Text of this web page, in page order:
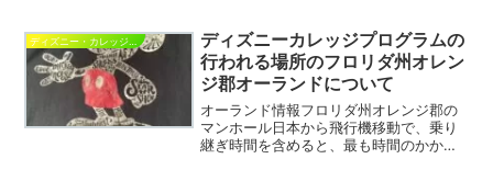
綴っているブログです。夢の王国で働け
ると言っても、毎日毎...
ディズニー・カレッジ・プログラム
ディズニーカレッジプログラムの
行われる場所のフロリダ州オレン
ジ郡オーランドについて
オーランド情報フロリダ州オレンジ郡の
マンホール日本から飛行機移動で、乗り
継ぎ時間を含めると、最も時間のかかる